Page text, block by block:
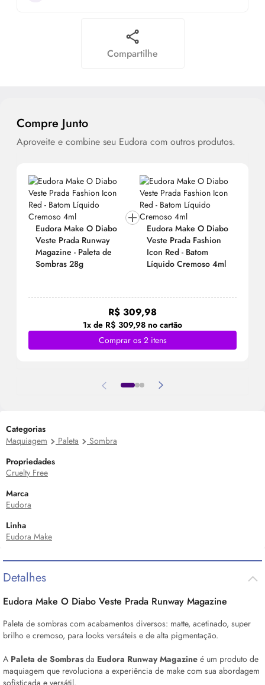
Compartilhe
Compre Junto
Aproveite e combine seu Eudora com outros produtos.
Eudora Make O Diabo
Veste Prada Runway
Magazine - Paleta de
Sombras 28g
Eudora Make O Diabo
Veste Prada Fashion
Icon Red - Batom
Líquido Cremoso 4ml
R$ 309,98
1x de R$ 309,98 no cartão
Comprar os 2 itens
Categorias
Maquiagem
Paleta
Sombra
Propriedades
Cruelty Free
Marca
Eudora
Linha
Eudora Make
Detalhes
Eudora Make O Diabo Veste Prada Runway Magazine
Paleta de sombras com acabamentos diversos: matte, acetinado, super
brilho e cremoso, para looks versáteis e de alta pigmentação.
A Paleta de Sombras da Eudora Runway Magazine é um produto de
maquiagem que revoluciona a experiência de make com sua abordagem
sofisticada e versátil.